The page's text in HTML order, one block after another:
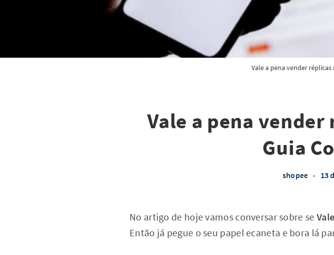
Vale a pena vender
Vale a pena vender
Guia
shopee • 13
No artigo de hoje vamos conversar sobre se
Então já pegue o seu papel ecaneta e bora lá